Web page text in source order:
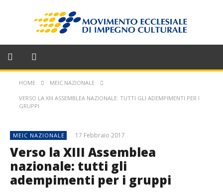
HOME MEIC NAZIONALE
VERSO LA XIII ASSEMBLEA NAZIONALE: TUTTI GLI ADEMPIMENTI PER I
GRUPPI
MEIC NAZIONALE 17 Febbraio 2017
Verso la XIII Assemblea
nazionale: tutti gli
adempimenti per i gruppi